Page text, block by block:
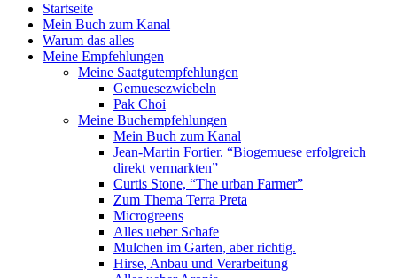
Startseite
Mein Buch zum Kanal
Warum das alles
Meine Empfehlungen
Meine Saatgutempfehlungen
Gemuesezwiebeln
Pak Choi
Meine Buchempfehlungen
Mein Buch zum Kanal
Jean-Martin Fortier. “Biogemuese erfolgreich
direkt vermarkten”
Curtis Stone, “The urban Farmer”
Zum Thema Terra Preta
Microgreens
Alles ueber Schafe
Mulchen im Garten, aber richtig.
Hirse, Anbau und Verarbeitung